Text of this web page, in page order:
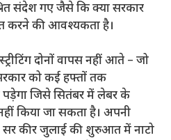
संदेश गए जैसे कि क्या सरकार
करने की आवश्यकता है।
दोनों वापस नहीं आते – जो
को कई हफ्तों तक
पड़ेगा जिसे सितंबर में लेबर के
किया जा सकता है। अपनी
सर कीर जुलाई की शुरुआत में नाटो